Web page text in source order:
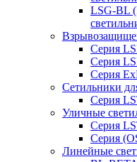
LSG-BL
Серия
Серия
Серия
Сетильники
Серия
Уличные
Серия
Серия
Линейные